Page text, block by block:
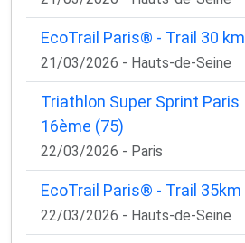
EcoTrail Paris® - Trail 30 km
21/03/2026 - Hauts-de-Seine
Triathlon Super Sprint Paris
16ème (75)
22/03/2026 - Paris
EcoTrail Paris® - Trail 35km
22/03/2026 - Hauts-de-Seine